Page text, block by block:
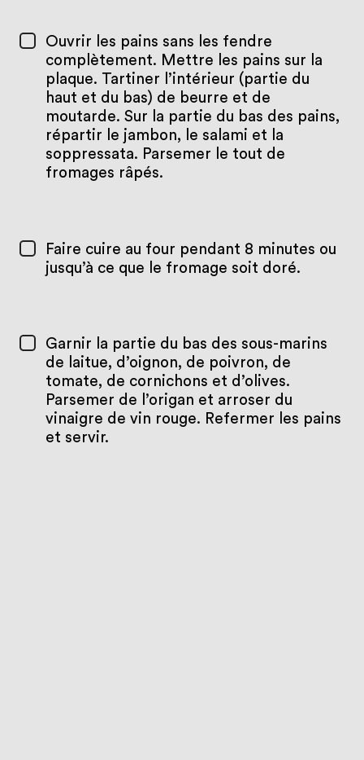
Ouvrir les pains sans les fendre
complètement. Mettre les pains sur la
plaque. Tartiner l’intérieur (partie du
haut et du bas) de beurre et de
moutarde. Sur la partie du bas des pains,
répartir le jambon, le salami et la
soppressata. Parsemer le tout de
fromages râpés.
Faire cuire au four pendant 8 minutes ou
jusqu’à ce que le fromage soit doré.
Garnir la partie du bas des sous-marins
de laitue, d’oignon, de poivron, de
tomate, de cornichons et d’olives.
Parsemer de l’origan et arroser du
vinaigre de vin rouge. Refermer les pains
et servir.